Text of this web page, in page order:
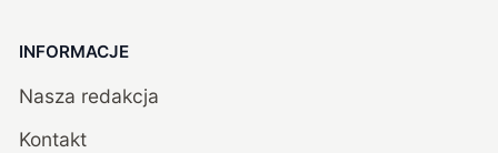
INFORMACJE
Nasza redakcja
Kontakt